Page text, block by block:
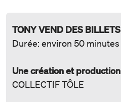
TONY VEND DES BILLETS
Durée: environ 50 minutes
Une création et production
COLLECTIF TÔLE